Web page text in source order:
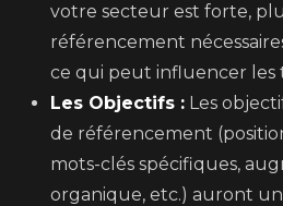
votre secteur est forte,
référencement
ce qui peut influencer les
Les Objectifs : Les
de référencement
mots-clés spécifiques,
organique, etc.) auront